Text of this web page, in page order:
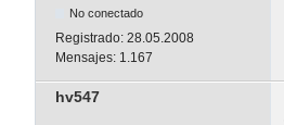
No conectado
Registrado: 28.05.2008
Mensajes: 1.167
hv547